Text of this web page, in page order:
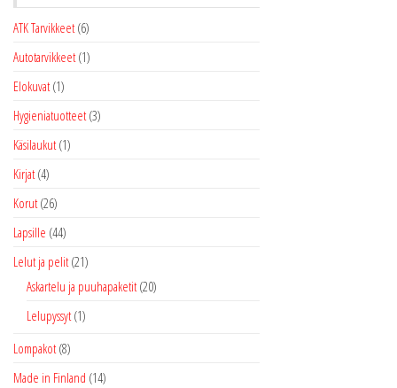
ATK Tarvikkeet (6)
Autotarvikkeet (1)
Elokuvat (1)
Hygieniatuotteet (3)
Käsilaukut (1)
Kirjat (4)
Korut (26)
Lapsille (44)
Lelut ja pelit (21)
Askartelu ja puuhapaketit (20)
Lelupyssyt (1)
Lompakot (8)
Made in Finland (14)